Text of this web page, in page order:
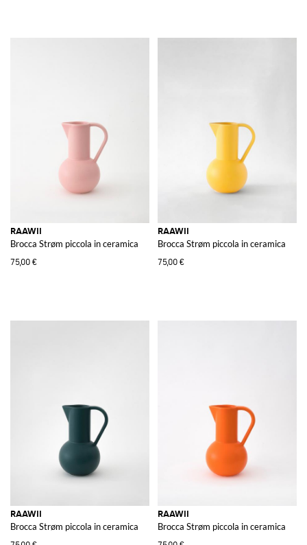
RAAWII
Brocca Strøm piccola in ceramica
75,00 €
RAAWII
Brocca Strøm piccola in ceramica
75,00 €
RAAWII
Brocca Strøm piccola in ceramica
RAAWII
Brocca Strøm piccola in ceramica